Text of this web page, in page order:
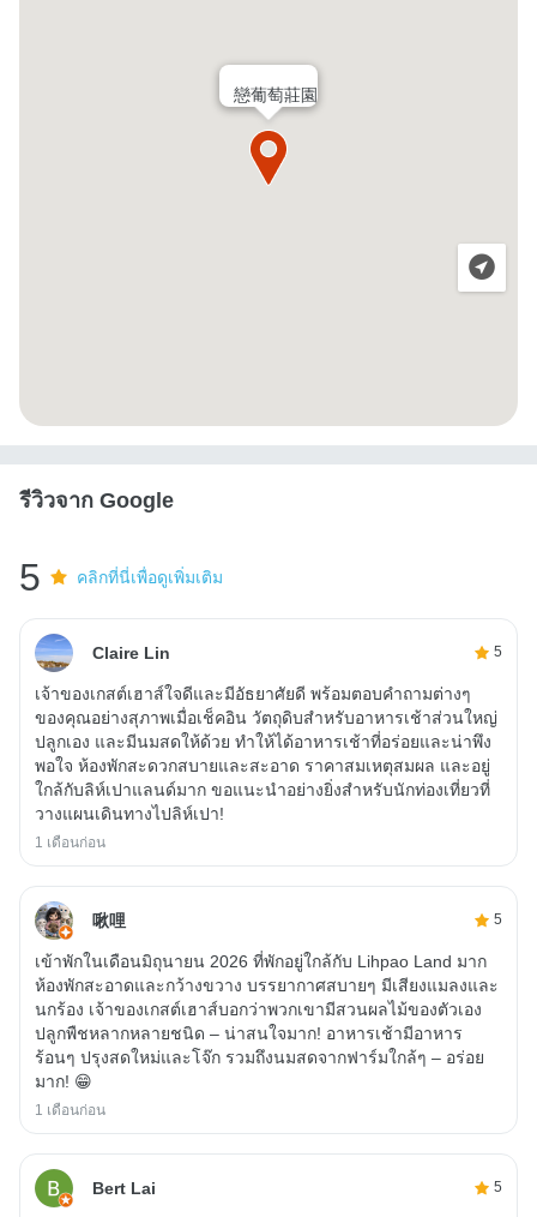
戀葡萄莊園
รีวิวจาก Google
5 คลิกที่นี่เพื่อดูเพิ่มเติม
Claire Lin 5
เจ้าของเกสต์เฮาส์ใจดีและมีอัธยาศัยดี พร้อมตอบคำถามต่างๆ
ของคุณอย่างสุภาพเมื่อเช็คอิน วัตถุดิบสำหรับอาหารเช้าส่วนใหญ่
ปลูกเอง และมีนมสดให้ด้วย ทำให้ได้อาหารเช้าที่อร่อยและน่าพึง
พอใจ ห้องพักสะดวกสบายและสะอาด ราคาสมเหตุสมผล และอยู่
ใกล้กับลิห์เปาแลนด์มาก ขอแนะนำอย่างยิ่งสำหรับนักท่องเที่ยวที่
วางแผนเดินทางไปลิห์เปา!
1 เดือนก่อน
啾哩 5
เข้าพักในเดือนมิถุนายน 2026 ที่พักอยู่ใกล้กับ Lihpao Land มาก
ห้องพักสะอาดและกว้างขวาง บรรยากาศสบายๆ มีเสียงแมลงและ
นกร้อง เจ้าของเกสต์เฮาส์บอกว่าพวกเขามีสวนผลไม้ของตัวเอง
ปลูกพืชหลากหลายชนิด – น่าสนใจมาก! อาหารเช้ามีอาหาร
ร้อนๆ ปรุงสดใหม่และโจ๊ก รวมถึงนมสดจากฟาร์มใกล้ๆ – อร่อย
มาก! 😁
1 เดือนก่อน
Bert Lai 5